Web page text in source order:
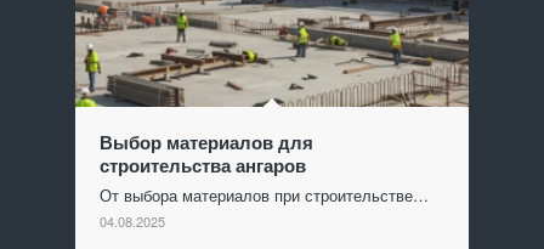
Выбор материалов для
строительства ангаров
От выбора материалов при строительстве…
04.08.2025